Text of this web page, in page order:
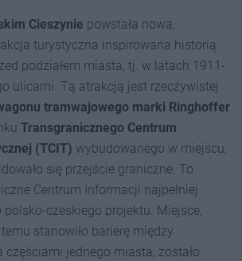
Cieszynie powstała nowa,
turystyczna inspirowana historią
podziałem miasta, tj. w latach 1911-
ulicami. Tą atrakcją jest rzeczywistej
tramwajowego marki Ringhoffer
Transgranicznego Centrum
(TCIT) wybudowanego w miejscu,
się przejście graniczne. To
Centrum Informacji najpełniej
czeskiego projektu. Miejsce,
stanowiło barierę między
jednego miasta, zostało